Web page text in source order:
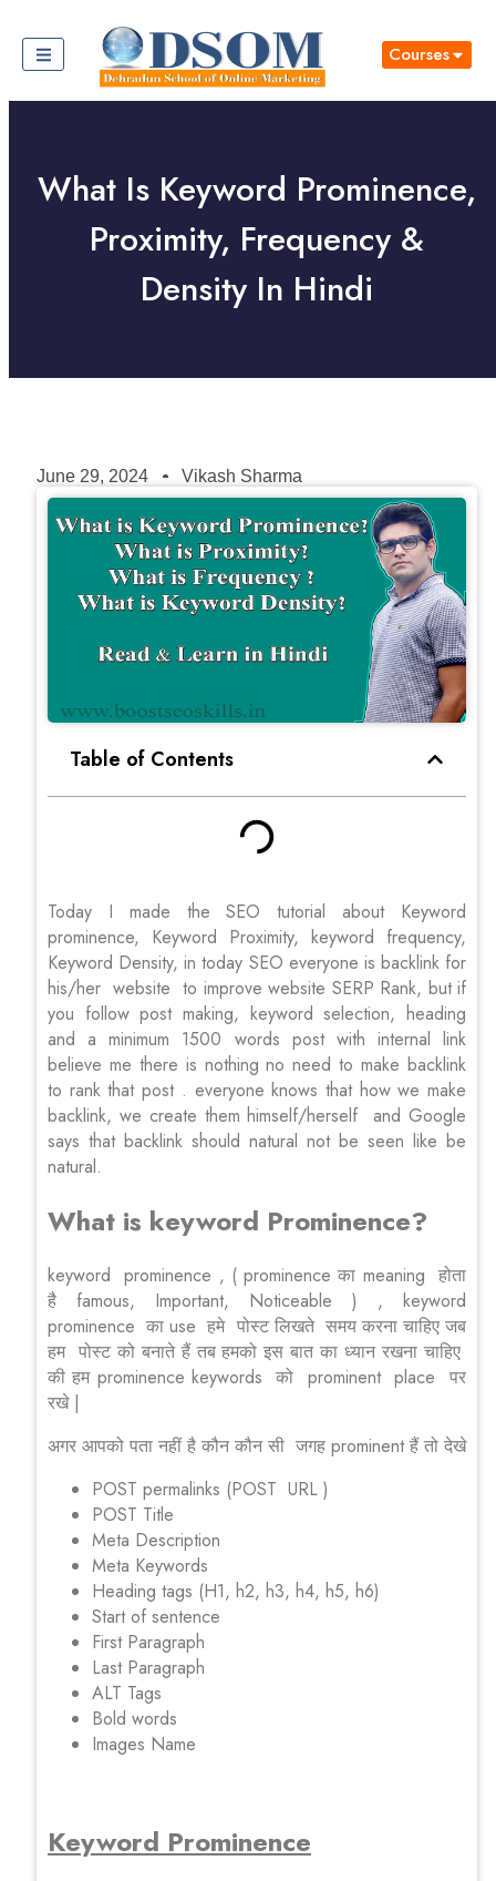
Courses
What Is Keyword Prominence,
Proximity, Frequency &
Density In Hindi
June 29, 2024 Vikash Sharma
Table of Contents
Today I made the SEO tutorial about Keyword
prominence, Keyword Proximity, keyword frequency,
Keyword Density, in today SEO everyone is backlink for
his/her website to improve website SERP Rank, but if
you follow post making, keyword selection, heading
and a minimum 1500 words post with internal link
believe me there is nothing no need to make backlink
to rank that post . everyone knows that how we make
backlink, we create them himself/herself and Google
says that backlink should natural not be seen like be
natural.
What is keyword Prominence?
keyword prominence , ( prominence का meaning होता
है famous, Important, Noticeable ) , keyword
prominence का use हमे पोस्ट लिखते समय करना चाहिए जब
हम पोस्ट को बनाते हैं तब हमको इस बात का ध्यान रखना चाहिए
की हम prominence keywords को prominent place पर
रखे |
अगर आपको पता नहीं है कौन कौन सी जगह prominent हैं तो देखे
POST permalinks (POST URL )
POST Title
Meta Description
Meta Keywords
Heading tags (H1, h2, h3, h4, h5, h6)
Start of sentence
First Paragraph
Last Paragraph
ALT Tags
Bold words
Images Name
Keyword Prominence